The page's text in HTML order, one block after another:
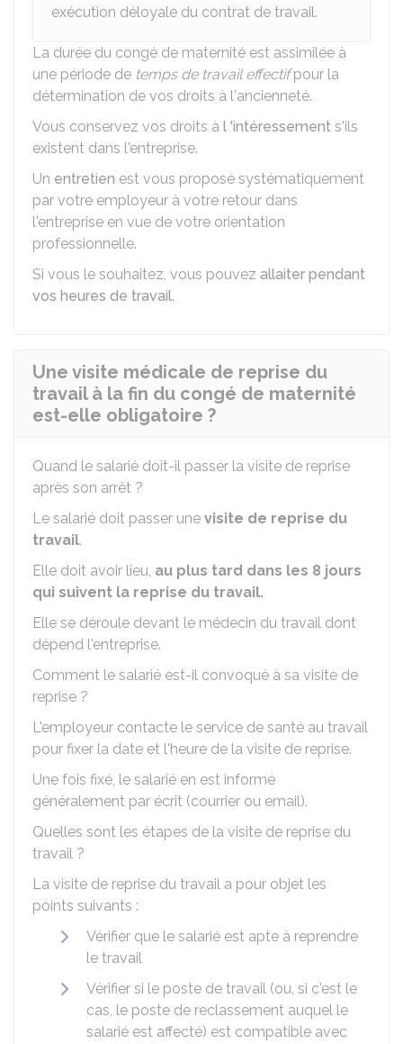
exécution déloyale du contrat de travail.
La durée du congé de maternité est assimilée à
une période de temps de travail effectifpour la
détermination de vos droits à l'ancienneté.
Vous conservez vos droits à l 'intéressement s'ils
existent dans l'entreprise.
Un entretien est vous proposé systématiquement
par votre employeur à votre retour dans
l'entreprise en vue de votre orientation
professionnelle.
Si vous le souhaitez, vous pouvez allaiter pendant
vos heures de travail.
Une visite médicale de reprise du
travail à la fin du congé de maternité
est-elle obligatoire ?
Quand le salarié doit-il passer la visite de reprise
après son arrêt ?
Le salarié doit passer une visite de reprise du
travail.
Elle doit avoir lieu, au plus tard dans les 8 jours
qui suivent la reprise du travail.
Elle se déroule devant le médecin du travail dont
dépend l'entreprise.
Comment le salarié est-il convoqué à sa visite de
reprise ?
L'employeur contacte le service de santé au travail
pour fixer la date et l'heure de la visite de reprise.
Une fois fixé, le salarié en est informé
généralement par écrit (courrier ou email).
Quelles sont les étapes de la visite de reprise du
travail ?
La visite de reprise du travail a pour objet les
points suivants :
Vérifier que le salarié est apte à reprendre
le travail
Vérifier si le poste de travail (ou, si c'est le
cas, le poste de reclassement auquel le
salarié est affecté) est compatible avec